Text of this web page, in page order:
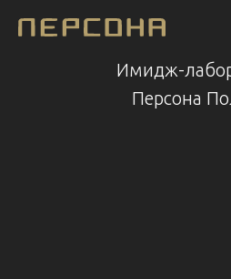
Имидж-
Персона